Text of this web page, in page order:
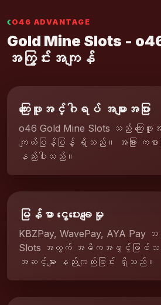
O46 ADVANTAGE
Gold Mine Slots -
အကြွင်းအကျန်
ကြေးဖူးအင်္ဂါရပ် အများအပြား
o46 Gold Mine Slots သည် ကြေးဖူး
ကျယ်ပြန့်ပြန့် ရှိသည်။ အခြား ကစား
နည်းပါးသည်။
မြန်မာ ငွေပေးချေမှု
KBZPay, WavePay, AYA Pay
Slots အတွက် အဓိကအခွင့်ဖြစ်သည်။
အဆင့်များ နည်းကျည်းခြင်း ရှိသည်။